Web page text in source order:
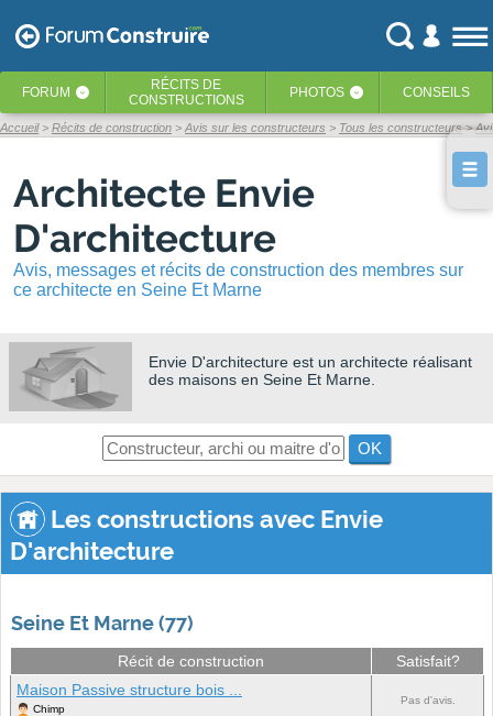
FORUM ‹ RÉCITS DE
CONSTRUCTIONS
PHOTOS ‹ CONSEILS
Accueil Récits de construction Avis sur les constructeurs Tous les constructeurs
Architecte Envie
D'architecture
Avis, messages et récits de construction des membres sur
ce architecte en Seine Et Marne
Envie D'architecture est un architecte réalisant
des maisons en Seine Et Marne.
OK
Les constructions avec Envie
D'architecture
Seine Et Marne (77)
Récit de construction
Satisfait?
Maison Passive structure bois ...
Chimp
Pas d'avis.